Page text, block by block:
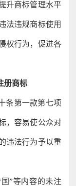
升商标管理水平
法违规商标使用
权行为，促进各
册商标
条第一款第七项
，容易使公众对
违法行为予以重
”等内容的未注